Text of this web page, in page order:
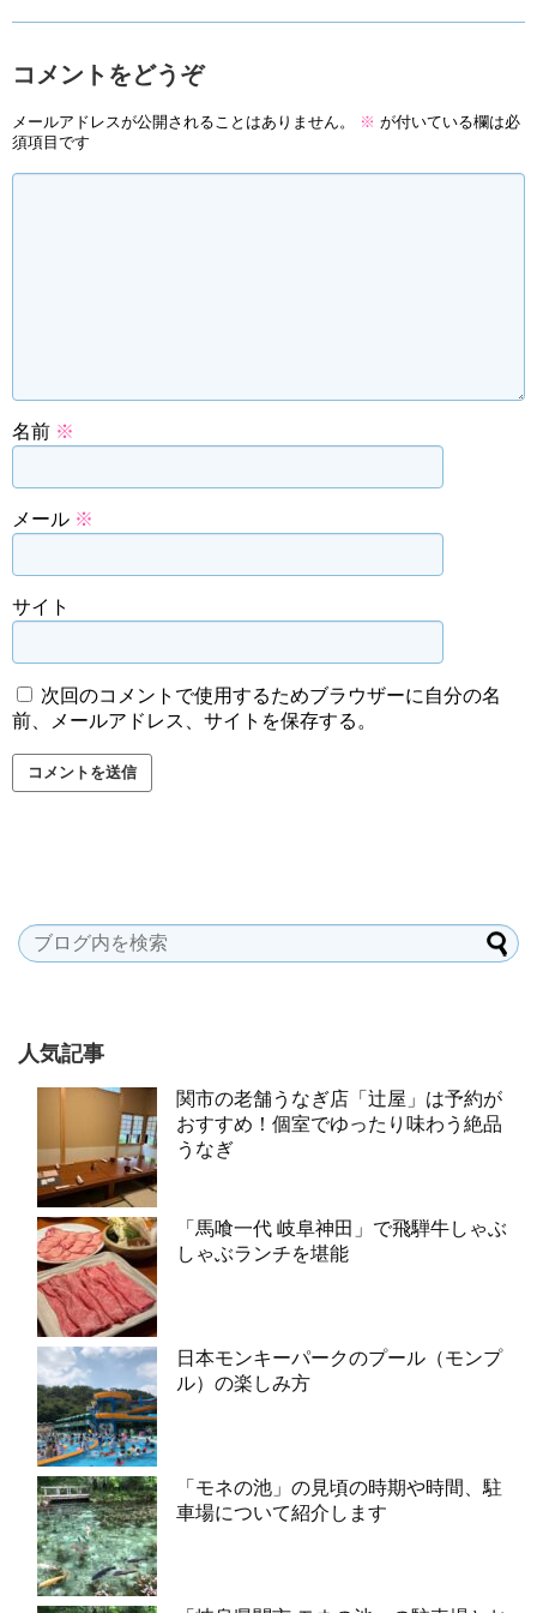
コメントをどうぞ
メールアドレスが公開されることはありません。 ※ が付いている欄は必
須項目です
名前 ※
メール ※
サイト
次回のコメントで使用するためブラウザーに自分の名
前、メールアドレス、サイトを保存する。
人気記事
関市の老舗うなぎ店「辻屋」は予約が
おすすめ！個室でゆったり味わう絶品
うなぎ
「馬喰一代 岐阜神田」で飛騨牛しゃぶ
しゃぶランチを堪能
日本モンキーパークのプール（モンプ
ル）の楽しみ方
「モネの池」の見頃の時期や時間、駐
車場について紹介します